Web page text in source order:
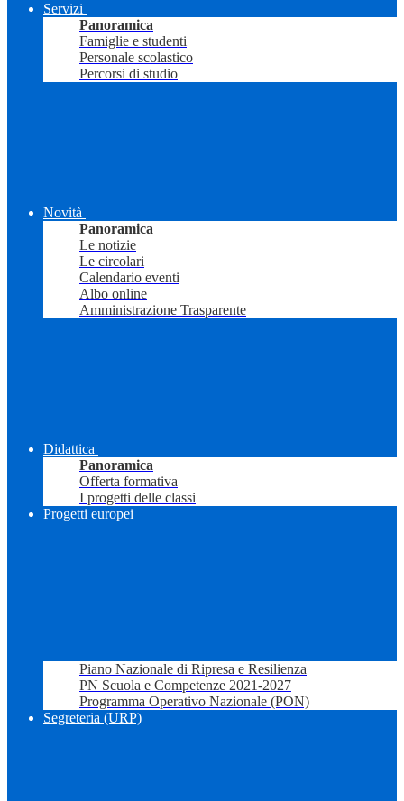
Servizi
Panoramica
Famiglie e studenti
Personale scolastico
Percorsi di studio
Novità
Panoramica
Le notizie
Le circolari
Calendario eventi
Albo online
Amministrazione Trasparente
Didattica
Panoramica
Offerta formativa
I progetti delle classi
Progetti europei
Piano Nazionale di Ripresa e Resilienza
PN Scuola e Competenze 2021-2027
Programma Operativo Nazionale (PON)
Segreteria (URP)